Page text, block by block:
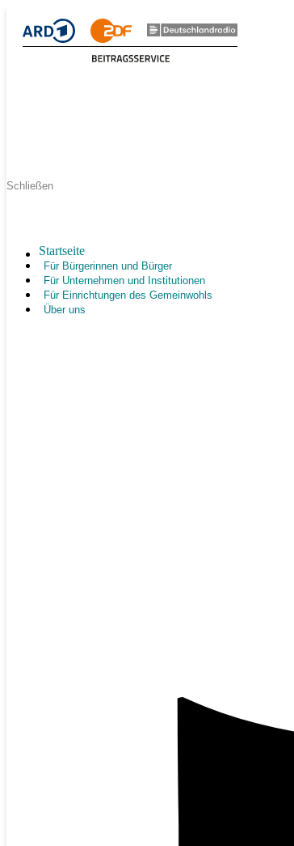
Schließen
Startseite
Für Bürgerinnen und Bürger
Für Unternehmen und Institutionen
Für Einrichtungen des Gemeinwohls
Über uns